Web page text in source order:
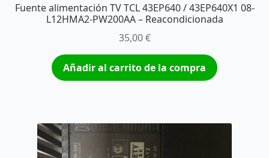
Fuente alimentación TV TCL 43EP640 / 43EP640X1 08-
L12HMA2-PW200AA – Reacondicionada
35,00€
Añadir al carrito de la compra